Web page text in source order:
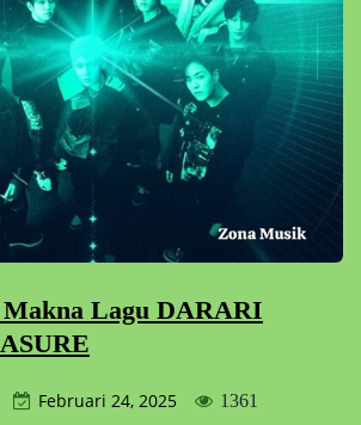
Lagu DARARI
Februari 24, 2025 1361